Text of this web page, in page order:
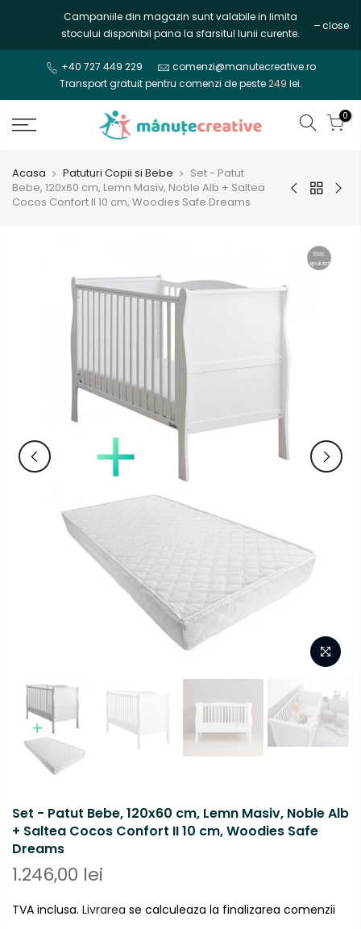
continut
Campaniile din magazin sunt valabile in limita
stocului disponibil pana la sfarsitul lunii curente.
close
+40 727 449 229
comenzi@manutecreative.ro
Transport gratuit pentru comenzi de peste249 lei.
0
Acasa Patuturi Copii si Bebe
Set - Patut
Bebe, 120x60 cm, Lemn Masiv, Noble Alb + Saltea
Cocos Confort II 10 cm, Woodies Safe Dreams
Stoc
epuizat
Set - Patut Bebe, 120x60 cm, Lemn Masiv, Noble Alb
+ Saltea Cocos Confort II 10 cm, Woodies Safe
Dreams
1.246,00 lei
TVA inclusa. Livrarea se calculeaza la finalizarea comenzii